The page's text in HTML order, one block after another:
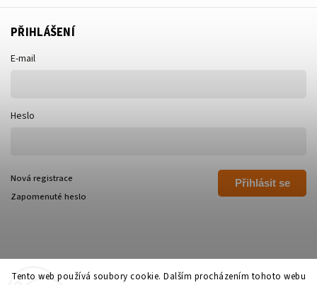
Tento web používá soubory cookie. Dalším procházením tohoto webu
PŘIHLÁŠENÍ
E-mail
Heslo
Přihlásit se
Nová registrace
Zapomenuté heslo